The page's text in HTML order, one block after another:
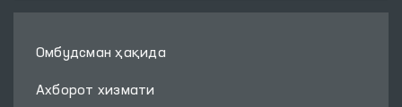
Омбудсман ҳақида
Ахборот хизмати